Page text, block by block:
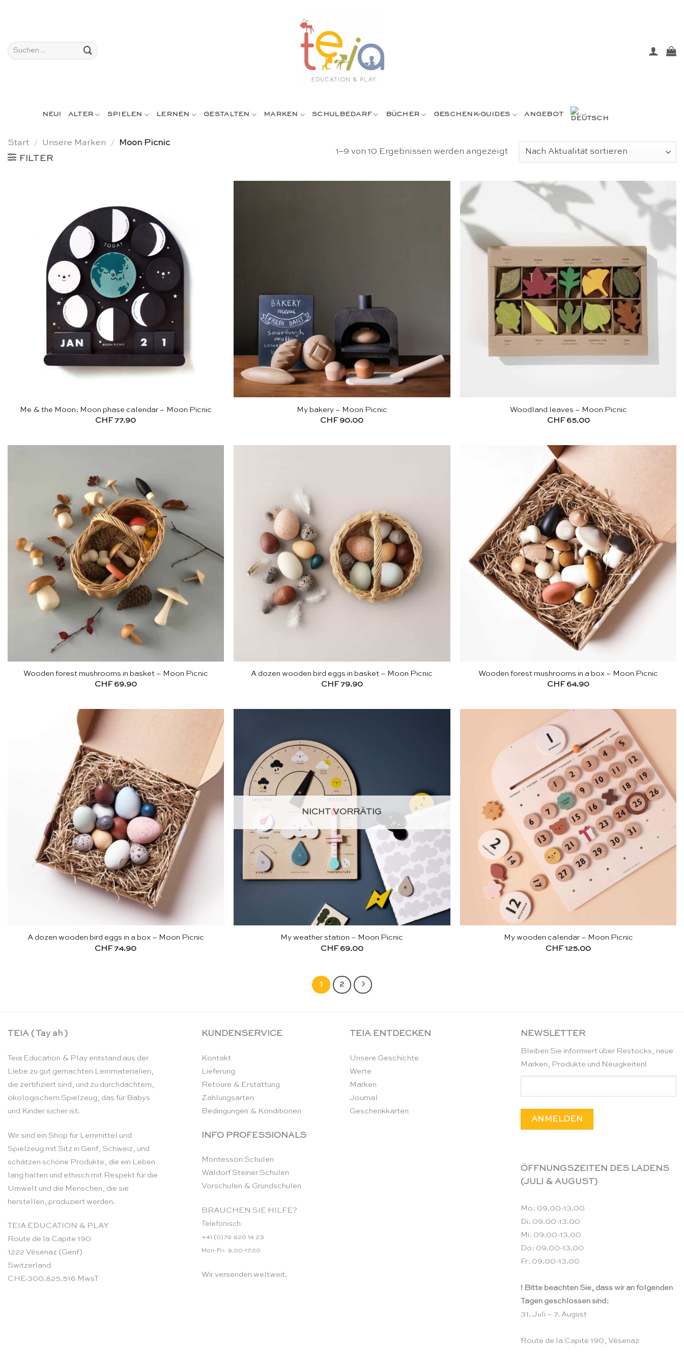
Suchen
nach:
NEU! ALTER SPIELEN LERNEN GESTALTEN MARKEN SCHULBEDARF BÜCHER GESCHENK-GUIDES ANGEBOT
Start / Unsere Marken /
Moon Picnic
FILTER
1–9 von 10 Ergebnissen werden angezeigtNach
Aktualität
Me & the Moon: Moon phase calendar – Moon Picnic
CHF77.90
My bakery – Moon Picnic
CHF90.00
Woodland leaves – Moon Picnic
CHF65.00
Wooden forest mushrooms in basket – Moon Picnic
CHF69.90
A dozen wooden bird eggs in basket – Moon Picnic
CHF79.90
Wooden forest mushrooms in a box – Moon Picnic
CHF64.90
A dozen wooden bird eggs in a box – Moon Picnic
CHF74.90
NICHT VORRÄTIG
My weather station – Moon Picnic
CHF69.00
My wooden calendar – Moon Picnic
CHF125.00
1 2
TEIA ( Tay ah )
Teia Education & Play entstand aus der
Liebe zu gut gemachten Lernmaterialien,
die zertifiziert sind, und zu durchdachtem,
ökologischem Spielzeug, das für Babys
und Kinder sicher ist.
Wir sind ein Shop für Lernmittel und
Spielzeug mit Sitz in Genf, Schweiz, und
schätzen schöne Produkte, die ein Leben
lang halten und ethisch mit Respekt für die
Umwelt und die Menschen, die sie
herstellen, produziert werden.
TEIA EDUCATION & PLAY
Route de la Capite 190
1222 Vésenaz (Genf)
Switzerland
CHE-300.825.516 MwsT
KUNDENSERVICE
Kontakt
Lieferung
Retoure & Erstattung
Zahlungsarten
Bedingungen & Konditionen
INFO PROFESSIONALS
Montessori Schulen
Waldorf Steiner Schulen
Vorschulen & Grundschulen
BRAUCHEN SIE HILFE?
Telefonisch:
+41 (0)79 920 14 23
Mon-Fri: 9.00-17.00
Wir versenden weltweit.
TEIA ENTDECKEN
Unsere Geschichte
Werte
Marken
Journal
Geschenkkarten
NEWSLETTER
Bleiben Sie informiert über Restocks, neue
Marken, Produkte und Neuigkeiten!
ÖFFNUNGSZEITEN DES LADENS
(JULI & AUGUST)
Mo: 09.00-13.00
Di: 09.00-13.00
Mi: 09.00-13.00
Do: 09.00-13.00
Fr: 09.00-13.00
! Bitte beachten Sie, dass wir an folgenden
Tagen geschlossen sind:
31. Juli – 7. August
Route de la Capite 190, Vésenaz